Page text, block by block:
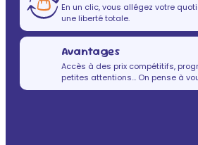
En un clic, vous allégez votre
une liberté totale.
Avantages
Accès à des prix compétitifs,
petites attentions… On pense à